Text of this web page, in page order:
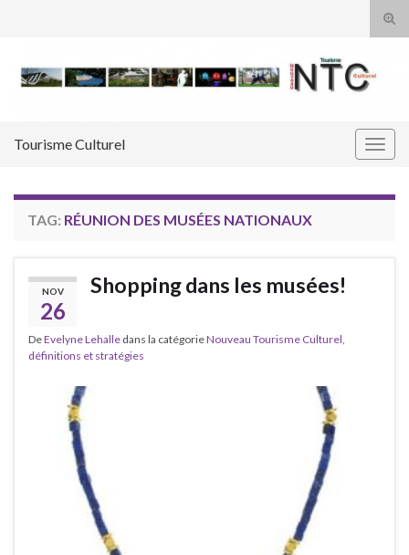
Tourisme Culturel
TAG: RÉUNION DES MUSÉES NATIONAUX
NOV
26
Shopping dans les musées!
DeEvelyne Lehalle dans la catégorieNouveau Tourisme Culturel,
définitions et stratégies